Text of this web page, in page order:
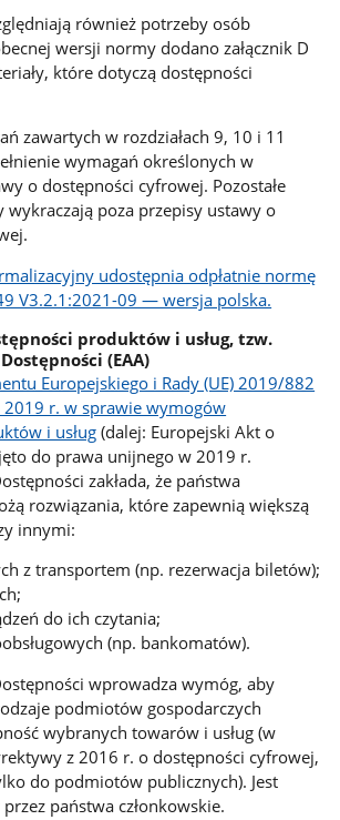
również potrzeby osób
wersji normy dodano załącznik D
które dotyczą dostępności
zawartych w rozdziałach 9, 10 i 11
wymagań określonych w
o dostępności cyfrowej. Pozostałe
poza przepisy ustawy o
udostępnia odpłatnie normę
V3.2.1:2021-09 — wersja polska.
produktów i usług, tzw.
(EAA)
Europejskiego i Rady (UE) 2019/882
r. w sprawie wymogów
i usług (dalej: Europejski Akt o
do prawa unijnego w 2019 r.
zakłada, że państwa
rozwiązania, które zapewnią większą
innymi:
z transportem (np. rezerwacja biletów);
do ich czytania;
(np. bankomatów).
wprowadza wymóg, aby
podmiotów gospodarczych
wybranych towarów i usług (w
z 2016 r. o dostępności cyfrowej,
do podmiotów publicznych). Jest
państwa członkowskie.